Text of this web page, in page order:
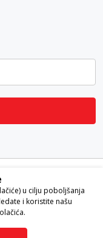
prikazu slika i
informacije kompletne i
u cilju poboljšanja
i koristite našu